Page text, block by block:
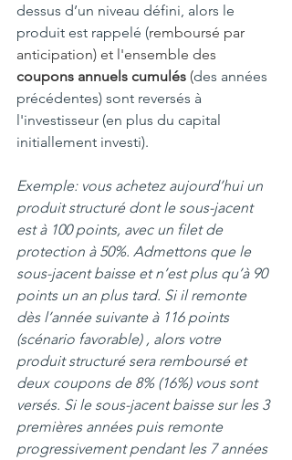
dessus d’un niveau défini, alors le
produit est rappelé (remboursé par
anticipation) et l'ensemble des
coupons annuels cumulés (des années
précédentes) sont reversés à
l'investisseur (en plus du capital
initiallement investi).
Exemple: vous achetez aujourd’hui un
produit structuré dont le sous-jacent
est à 100 points, avec un filet de
protection à 50%. Admettons que le
sous-jacent baisse et n’est plus qu’à 90
points un an plus tard. Si il remonte
dès l’année suivante à 116 points
(scénario favorable) , alors votre
produit structuré sera remboursé et
deux coupons de 8% (16%) vous sont
versés. Si le sous-jacent baisse sur les 3
premières années puis remonte
progressivement pendant les 7 années